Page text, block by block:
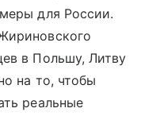
для России.
в Польшу, Литву
на то, чтобы
реальные